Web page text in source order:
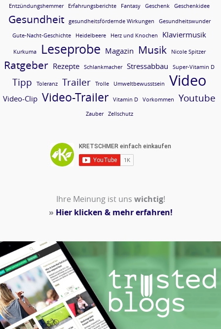
Entzündungshemmer Erfahrungsberichte Fantasy Geschenk Geschenkidee
Gesundheit gesundheitsfördernde Wirkungen Gesundheitswunder
Gute-Nacht-Geschichte Heidelbeere Herz und Knochen Klaviermusik
Kurkuma Leseprobe Magazin Musik Nicole Spitzer
Ratgeber Rezepte Schlankmacher Stressabbau Super-Vitamin D
Tipp Toleranz Trailer Trolle Umweltbewusstsein Video
Video-Clip Video-Trailer Vitamin D Vorkommen Youtube
Zauber Zellschutz
Ihre Meinung ist uns wichtig!
» Hier klicken & mehr erfahren!